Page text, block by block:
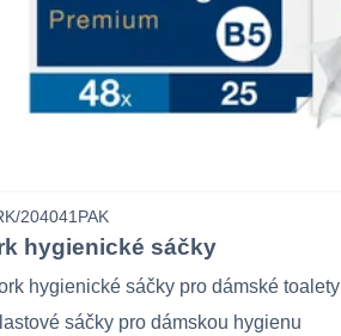
204041PAK
hygienické sáčky
hygienické sáčky pro dámské toalety
sáčky pro dámskou hygienu